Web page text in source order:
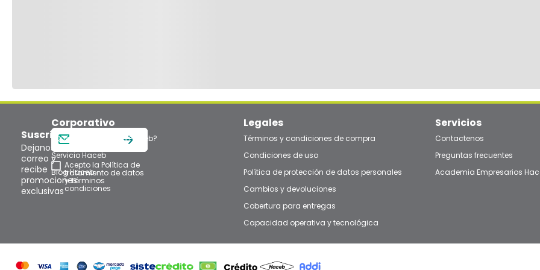
Suscríbete
Dejanos tu
correo y
recibe
promociones
exclusivas
Acepto la Política de
tratamiento de datos
yTérminos
condiciones
Corporativo
¿Qué es Empresarios Haceb?
Servicio Haceb
Blog Haceb
Legales
Términos y condiciones de compra
Condiciones de uso
Política de protección de datos personales
Cambios y devoluciones
Cobertura para entregas
Capacidad operativa y tecnológica
Servicios
Contactenos
Preguntas frecuentes
Academia Empresarios